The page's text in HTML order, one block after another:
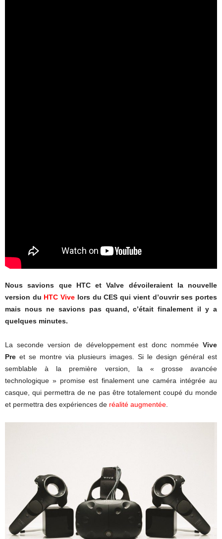
Nous savions que HTC et Valve dévoileraient la nouvelle
version du HTC Vive lors du CES qui vient d’ouvrir ses portes
mais nous ne savions pas quand, c’était finalement il y a
quelques minutes.
La seconde version de développement est donc nommée Vive
Pre et se montre via plusieurs images. Si le design général est
semblable à la première version, la « grosse avancée
technologique » promise est finalement une caméra intégrée au
casque, qui permettra de ne pas être totalement coupé du monde
et permettra des expériences de réalité augmentée